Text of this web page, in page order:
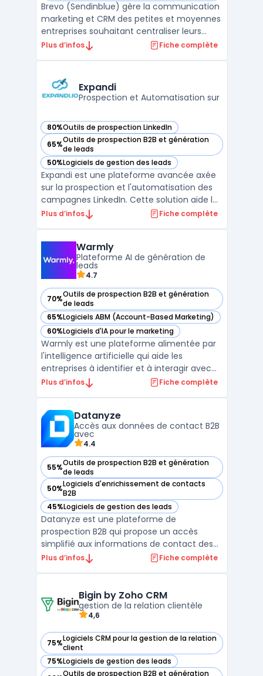
Brevo (Sendinblue) gère la communication
marketing et CRM des petites et moyennes
entreprises souhaitant centraliser leurs
actions sans multiplier les outils. La
à maîtriser leurs budgets, tout en
respectant les exigen ...
Plus d’infos Fiche complète
Expandi
Prospection et Automatisation sur
80%Outils de prospection LinkedIn
— voir Expandi dans cette catégorie
65%Outils de prospection B2B et génération
de leads
— voir Expandi dans cette catégorie
50%Logiciels de gestion des leads
— voir Expandi dans cette catégorie
Expandi est une plateforme avancée axée
sur la prospection et l'automatisation des
campagnes LinkedIn. Cette solution aide les
entreprises à augmenter leur portée et leur
principalement pour les campagnes de
prospection, Expandi ...
Plus d’infos Fiche complète
Warmly
Plateforme AI de génération de
leads
4.7
70%Outils de prospection B2B et génération
de leads
— voir Warmly dans cette catégorie
65%Logiciels ABM (Account-Based Marketing)
— voir Warmly dans cette catégorie
60%Logiciels d'IA pour le marketing
— voir Warmly dans cette catégorie
Warmly est une plateforme alimentée par
l'intelligence artificielle qui aide les
entreprises à identifier et à interagir avec
des visiteurs à fort potentiel sur leur site
commerciales et marketing de repérer les
visiteurs anonyme ...
Plus d’infos Fiche complète
Datanyze
Accès aux données de contact B2B
avec
4.4
55%Outils de prospection B2B et génération
de leads
— voir Datanyze dans cette catégorie
50%Logiciels d'enrichissement de contacts
B2B
— voir Datanyze dans cette catégorie
45%Logiciels de gestion des leads
— voir Datanyze dans cette catégorie
Datanyze est une plateforme de
prospection B2B qui propose un accès
simplifié aux informations de contact des
prospects via une extension Google
contact (emails, numéros directs) en
temps réel à partir de sites tels que LinkedI
Plus d’infos Fiche complète
Bigin by Zoho CRM
gestion de la relation clientèle
4,6
75%Logiciels CRM pour la gestion de la relation
client
— voir Bigin by Zoho CRM dans cette catégorie
75%Logiciels de gestion des leads
— voir Bigin by Zoho CRM dans cette catégorie
Outils de prospection B2B et génération